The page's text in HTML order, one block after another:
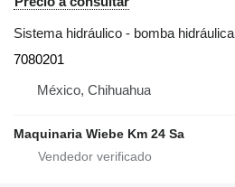
Sistema hidráulico - bomba hidráulica
7080201
México, Chihuahua
Maquinaria Wiebe Km 24 Sa